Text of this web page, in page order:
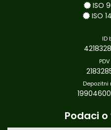
ISO
ISO
ID
Depozitni
Podaci